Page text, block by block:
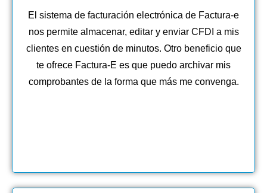
El sistema de facturación electrónica de Factura-e
nos permite almacenar, editar y enviar CFDI a mis
clientes en cuestión de minutos. Otro beneficio que
te ofrece Factura-E es que puedo archivar mis
comprobantes de la forma que más me convenga.